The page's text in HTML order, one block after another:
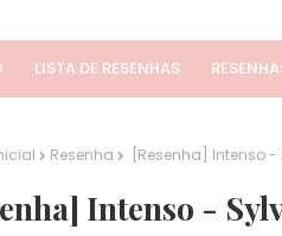
LISTA DE RESENHAS
Resenha [Resenha] Intenso -
Intenso -